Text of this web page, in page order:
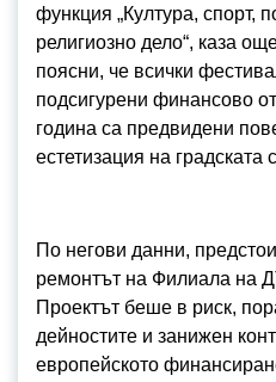
функция „Култура, спорт,
религиозно дело“, каза
поясни, че всички
подсигурени финансово
година са предвидени
естетизация на
По негови данни,
ремонтът на Филиала на
Проектът беше в риск,
дейностите и занижен
европейското